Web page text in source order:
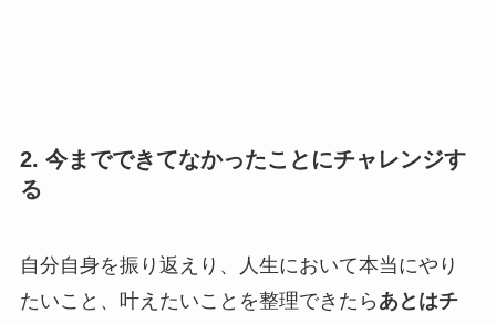
2. 今までできてなかったことにチャレンジす
る
自分自身を振り返えり、人生において本当にやり
たいこと、叶えたいことを整理できたら あとはチ